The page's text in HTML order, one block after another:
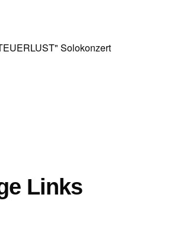
Solokonzert
Links